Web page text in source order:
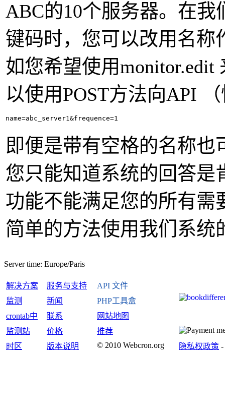
ABC的10个服务器。在
键码时，您可以改用名称
如您希望使用
以使用POST方法向API
即便是带有空格的名称
您只能知道系统的回答是
功能不能满足您的所有需
简单的方法使用我们系统
Server time: Europe/Paris
解决方案 服务与支持
API 文件
监测
新闻
PHP工具盒
crontab中
联系
网站地图
监测站
价格
推荐
时区
版本说明 © 2010 Webcron.org 隐私权政策 -